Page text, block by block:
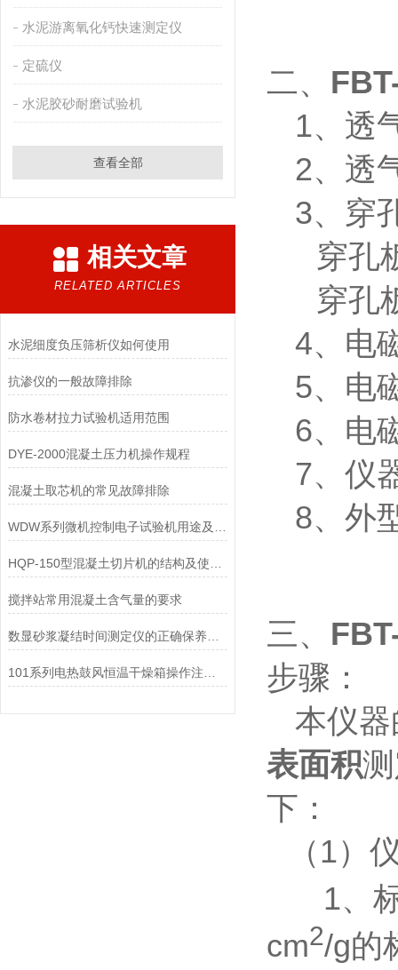
水泥游离氧化钙快速测定仪
定硫仪
水泥胶砂耐磨试验机
查看全部
相关文章
RELATED ARTICLES
水泥细度负压筛析仪如何使用
抗渗仪的一般故障排除
防水卷材拉力试验机适用范围
DYE-2000混凝土压力机操作规程
混凝土取芯机的常见故障排除
搅拌站常用混凝土含气量的要求
数显砂浆凝结时间测定仪的正确保养方法
二、
1、透
2、透
3、穿
穿孔
穿孔
4、电
5、电
6、电
7、仪
8、外
三、
步骤：
本仪
表面积
下：
（1）
1、
cm2/g的